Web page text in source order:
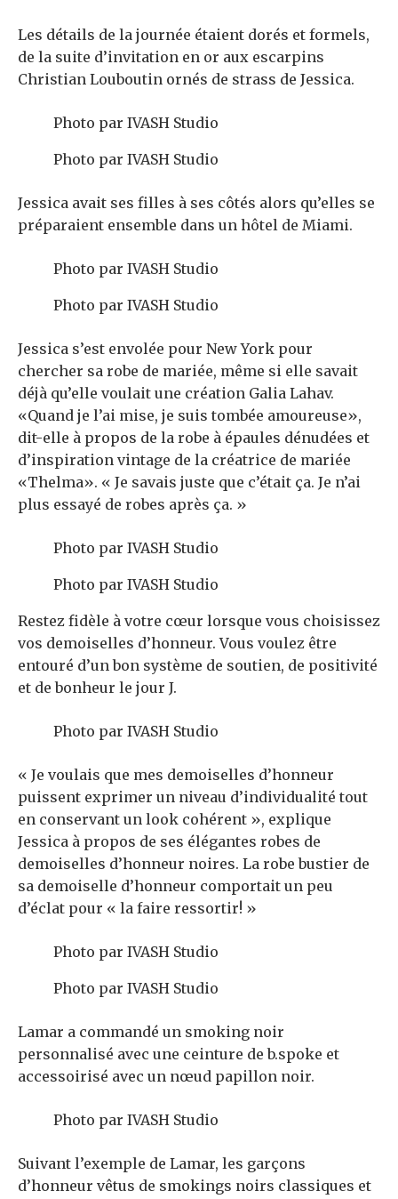
Les détails de la journée étaient dorés et formels,
de la suite d’invitation en or aux escarpins
Christian Louboutin ornés de strass de Jessica.
Photo par IVASH Studio
Photo par IVASH Studio
Jessica avait ses filles à ses côtés alors qu’elles se
préparaient ensemble dans un hôtel de Miami.
Photo par IVASH Studio
Photo par IVASH Studio
Jessica s’est envolée pour New York pour
chercher sa robe de mariée, même si elle savait
déjà qu’elle voulait une création Galia Lahav.
«Quand je l’ai mise, je suis tombée amoureuse»,
dit-elle à propos de la robe à épaules dénudées et
d’inspiration vintage de la créatrice de mariée
«Thelma». « Je savais juste que c’était ça. Je n’ai
plus essayé de robes après ça. »
Photo par IVASH Studio
Photo par IVASH Studio
Restez fidèle à votre cœur lorsque vous choisissez
vos demoiselles d’honneur. Vous voulez être
entouré d’un bon système de soutien, de positivité
et de bonheur le jour J.
Photo par IVASH Studio
« Je voulais que mes demoiselles d’honneur
puissent exprimer un niveau d’individualité tout
en conservant un look cohérent », explique
Jessica à propos de ses élégantes robes de
demoiselles d’honneur noires. La robe bustier de
sa demoiselle d’honneur comportait un peu
d’éclat pour « la faire ressortir! »
Photo par IVASH Studio
Photo par IVASH Studio
Lamar a commandé un smoking noir
personnalisé avec une ceinture de b.spoke et
accessoirisé avec un nœud papillon noir.
Photo par IVASH Studio
Suivant l’exemple de Lamar, les garçons
d’honneur vêtus de smokings noirs classiques et